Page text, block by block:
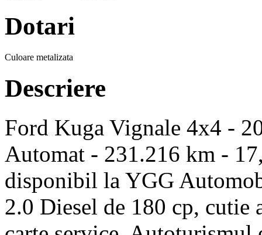
Dotari
Culoare metalizata
Descriere
Ford Kuga Vignale 4x4 -
Automat - 231.216 km -
disponibil la YGG
2.0 Diesel de 180 cp, cutie